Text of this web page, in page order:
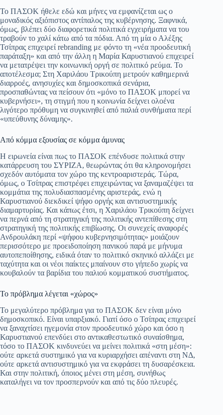
Το ΠΑΣΟΚ ήθελε εδώ και μήνες να εμφανίζεται ως ο
μοναδικός αξιόπιστος αντίπαλος της κυβέρνησης. Ξαφνικά,
όμως, βλέπει δύο διαφορετικά πολιτικά εγχειρήματα να του
τραβούν το χαλί κάτω από τα πόδια. Από τη μία ο Αλέξης
Τσίπρας επιχειρεί rebranding με φόντο τη «νέα προοδευτική
παράταξη» και από την άλλη η Μαρία Καρυστιανού επιχειρεί
να μετατρέψει την κοινωνική οργή σε πολιτικό ρεύμα. Το
αποτέλεσμα; Στη Χαριλάου Τρικούπη μετρούν καθημερινά
διαρροές, ανησυχίες και δημοσκοπικά σενάρια,
προσπαθώντας να πείσουν ότι «μόνο το ΠΑΣΟΚ μπορεί να
κυβερνήσει», τη στιγμή που η κοινωνία δείχνει ολοένα
λιγότερο πρόθυμη να συγκινηθεί από παλιά συνθήματα περί
«υπεύθυνης δύναμης».
Από κόμμα εξουσίας σε κόμμα άμυνας
Η ειρωνεία είναι πως το ΠΑΣΟΚ επένδυσε πολιτικά στην
κατάρρευση του ΣΥΡΙΖΑ, θεωρώντας ότι θα κληρονομήσει
σχεδόν αυτόματα τον χώρο της κεντροαριστεράς. Τώρα,
όμως, ο Τσίπρας επιστρέφει επιχειρώντας να ξαναμαζέψει τα
κομμάτια της πολυδιασπασμένης αριστεράς, ενώ η
Καρυστιανού διεκδικεί ψήφο οργής και αντισυστημικής
διαμαρτυρίας. Και κάπως έτσι, η Χαριλάου Τρικούπη δείχνει
να περνά από τη στρατηγική της πολιτικής αντεπίθεσης στη
στρατηγική της πολιτικής επιβίωσης. Οι συνεχείς αναφορές
Ανδρουλάκη περί «ψήφου κυβερνησιμότητας» μοιάζουν
περισσότερο με προειδοποίηση πανικού παρά με μήνυμα
αυτοπεποίθησης, ειδικά όταν το πολιτικό σκηνικό αλλάζει με
ταχύτητα και οι νέοι παίκτες μπαίνουν στο γήπεδο χωρίς να
κουβαλούν τα βαρίδια του παλιού κομματικού συστήματος.
Το πρόβλημα λέγεται «χώρος»
Το μεγαλύτερο πρόβλημα για το ΠΑΣΟΚ δεν είναι μόνο
δημοσκοπικό. Είναι υπαρξιακό. Γιατί όσο ο Τσίπρας επιχειρεί
να ξαναχτίσει ηγεμονία στον προοδευτικό χώρο και όσο η
Καρυστιανού επενδύει στο αντικαθεστωτικό συναίσθημα,
τόσο το ΠΑΣΟΚ κινδυνεύει να μείνει πολιτικά «στη μέση»:
ούτε αρκετά συστημικό για να κυριαρχήσει απέναντι στη ΝΔ,
ούτε αρκετά αντισυστημικό για να εκφράσει τη δυσαρέσκεια.
Και στην πολιτική, όποιος μένει στη μέση, συνήθως
καταλήγει να τον προσπερνούν και από τις δύο πλευρές.